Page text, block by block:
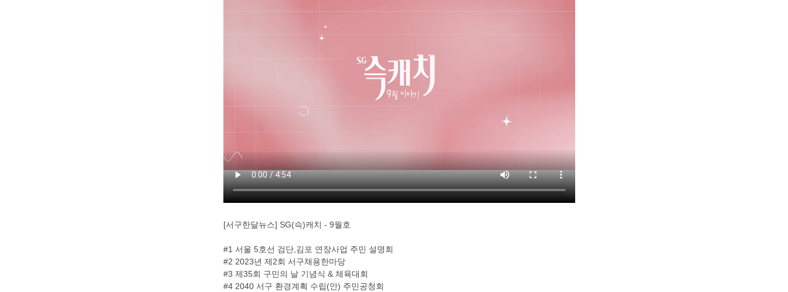
[서구한달뉴스] SG(슥)캐치 - 9월호
#1 서울 5호선 검단,김포 연장사업 주민 설명회
#2 2023년 제2회 서구채용한마당
#3 제35회 구민의 날 기념식 & 체육대회
#4 2040 서구 환경계획 수립(안) 주민공청회